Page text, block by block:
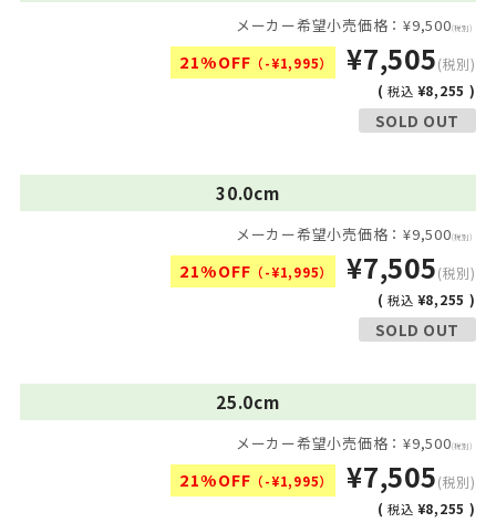
メーカー希望小売価格：¥9,500(税別)
21%OFF （-¥1,995） ¥7,505(税別)
(税込 ¥8,255 )
SOLD OUT
30.0cm
メーカー希望小売価格：¥9,500(税別)
21%OFF （-¥1,995） ¥7,505(税別)
(税込 ¥8,255 )
SOLD OUT
25.0cm
メーカー希望小売価格：¥9,500(税別)
21%OFF （-¥1,995） ¥7,505(税別)
(税込 ¥8,255 )